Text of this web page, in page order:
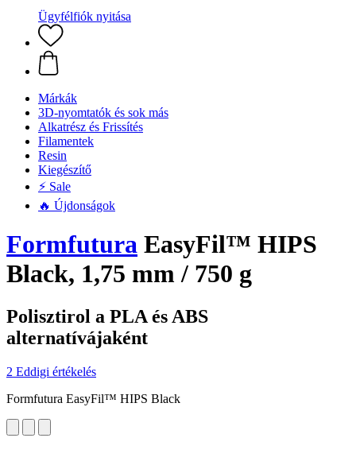
Ügyfélfiók nyitása
Márkák
3D-nyomtatók és sok más
Alkatrész és Frissítés
Filamentek
Resin
Kiegészítő
⚡ Sale
🔥 Újdonságok
Formfutura EasyFil™ HIPS
Black, 1,75 mm / 750 g
Polisztirol a PLA és ABS
alternatívájaként
2 Eddigi értékelés
Formfutura EasyFil™ HIPS Black